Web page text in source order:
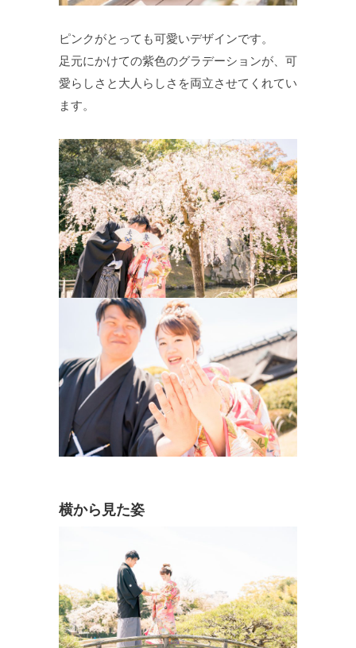
ピンクがとっても可愛いデザインです。
足元にかけての紫色のグラデーションが、可
愛らしさと大人らしさを両立させてくれてい
ます。
横から見た姿